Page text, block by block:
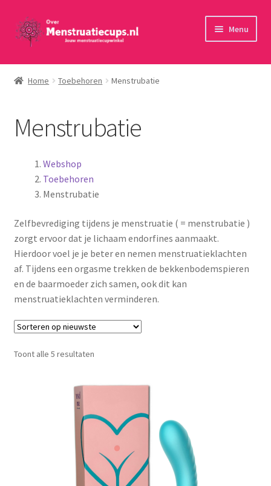
Ga
door
navigatie
Ga
naar
inhoud
Menu
Home
Menstruatiecups
Menstruatiedisks
Menstruatiesponsjes
Wasbaar maandverband
Toebehoren
Schoonmaken
Voordeelpakketten
Proefpakketten
wat je nog meer wil weten
Home Toebehoren Menstrubatie
Menstrubatie
Webshop
Toebehoren
Menstrubatie
Zelfbevrediging tijdens je menstruatie ( = menstrubatie )
zorgt ervoor dat je lichaam endorfines aanmaakt.
Hierdoor voel je je beter en nemen menstruatieklachten
af. Tijdens een orgasme trekken de bekkenbodemspieren
en de baarmoeder zich samen, ook dit kan
menstruatieklachten verminderen.
Toont alle 5 resultatenGesorteerd